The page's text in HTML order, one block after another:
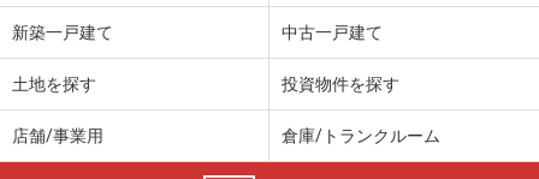
新築一戸建て 中古一戸建て
土地を探す 投資物件を探す
店舗/事業用 倉庫/トランクルーム